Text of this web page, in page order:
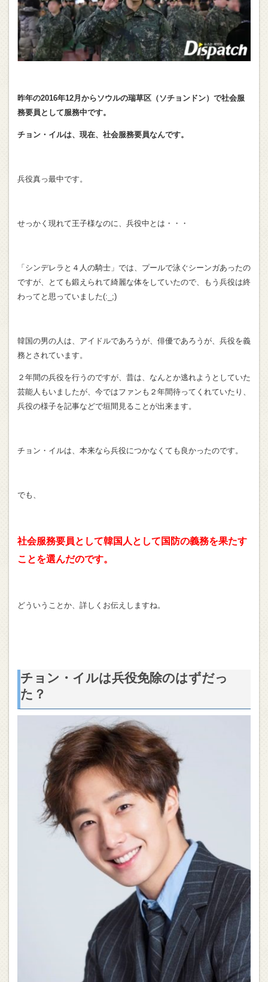
昨年の2016年12月からソウルの瑞草区（ソチョンドン）で社会服
務要員として服務中です。
チョン・イルは、現在、社会服務要員なんです。
兵役真っ最中です。
せっかく現れて王子様なのに、兵役中とは・・・
「シンデレラと４人の騎士」では、プールで泳ぐシーンガあったの
ですが、とても鍛えられて綺麗な体をしていたので、もう兵役は終
わってと思っていました(:_;)
韓国の男の人は、アイドルであろうが、俳優であろうが、兵役を義
務とされています。
２年間の兵役を行うのですが、昔は、なんとか逃れようとしていた
芸能人もいましたが、今ではファンも２年間待ってくれていたり、
兵役の様子を記事などで垣間見ることが出来ます。
チョン・イルは、本来なら兵役につかなくても良かったのです。
でも、
社会服務要員として韓国人として国防の義務を果たす
ことを選んだのです。
どういうことか、詳しくお伝えしますね。
チョン・イルは兵役免除のはずだっ
た？